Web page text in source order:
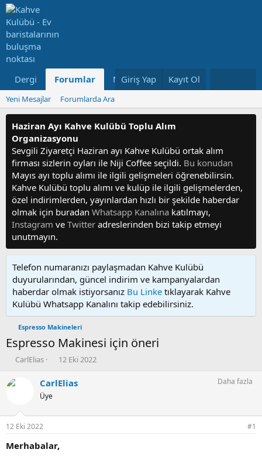
Dergi Forumlar Neler Yeni Kullanıcılar
Giriş Yap Kayıt Ol
Yeni Mesajlar Forumlarda Ara
Haziran Ayı Kahve Kulübü Toplu Alım
Organizasyonu
Sevgili Ziyaretçi Haziran ayı Kahve Kulübü ortak alım
firması sizlerin oyları ile Niji Coffee seçildi. Bu konudan
Mayıs ayı toplu alımı ile ilgili gelişmeleri öğrenebilirsin.
Kahve Kulübü toplu alımı ve kulüp ile ilgili gelişmelerden,
özel indirimlerden, yayınlardan hızlı bir şekilde haberdar
olmak için buradan Whatsapp Kanalına katılmayı,
Instagram ve Twitter adreslerinden bizi takip etmeyi
unutmayın.
Telefon numaranızı paylaşmadan Kahve Kulübü
duyurularından, güncel indirim ve kampanyalardan
haberdar olmak istiyorsanız Bu Linke tıklayarak Kahve
Kulübü Whatsapp Kanalını takip edebilirsiniz.
Espresso Makineleri
Espresso Makinesi için öneri
K
n
u
b
a
ş
CarlElias
B
ş
ı
t
12 Eki 2022
CarlElias
Üye
Daha fazla
12 Eki 2022 #1
Merhabalar,